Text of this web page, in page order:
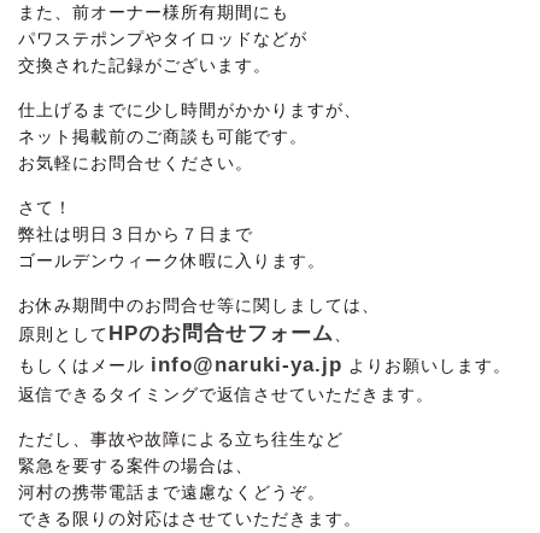
また、前オーナー様所有期間にも
パワステポンプやタイロッドなどが
交換された記録がございます。
仕上げるまでに少し時間がかかりますが、
ネット掲載前のご商談も可能です。
お気軽にお問合せください。
さて！
弊社は明日３日から７日まで
ゴールデンウィーク休暇に入ります。
お休み期間中のお問合せ等に関しましては、
原則としてHPのお問合せフォーム
もしくはメール info@naruki-ya.jp よりお願いします。
返信できるタイミングで返信させていただきます。
ただし、事故や故障による立ち往生など
緊急を要する案件の場合は、
河村の携帯電話まで遠慮なくどうぞ。
できる限りの対応はさせていただきます。